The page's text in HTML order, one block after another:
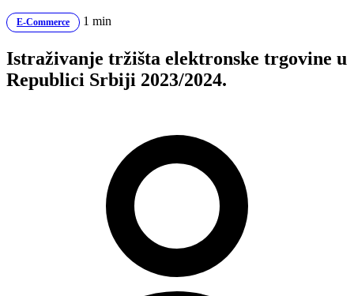
E-Commerce 1 min
Istraživanje tržišta elektronske trgovine u
Republici Srbiji 2023/2024.